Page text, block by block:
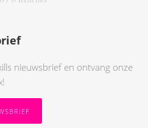
nieuwsbrief en ontvang onze